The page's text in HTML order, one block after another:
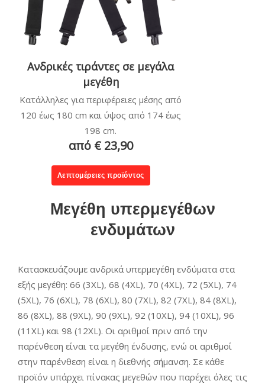
Ανδρικές τιράντες σε μεγάλα
μεγέθη
Κατάλληλες για περιφέρειες μέσης από
120 έως 180 cm και ύψος από 174 έως
198 cm.
από € 23,90
Λεπτομέρειες προϊόντος
Μεγέθη υπερμεγέθων
ενδυμάτων
Κατασκευάζουμε ανδρικά υπερμεγέθη ενδύματα στα
εξής μεγέθη: 66 (3XL), 68 (4XL), 70 (4XL), 72 (5XL), 74
(5XL), 76 (6XL), 78 (6XL), 80 (7XL), 82 (7XL), 84 (8XL),
86 (8XL), 88 (9XL), 90 (9XL), 92 (10XL), 94 (10XL), 96
(11XL) και 98 (12XL). Οι αριθμοί πριν από την
παρένθεση είναι τα μεγέθη ένδυσης, ενώ οι αριθμοί
στην παρένθεση είναι η διεθνής σήμανση. Σε κάθε
προϊόν υπάρχει πίνακας μεγεθών που παρέχει όλες τις